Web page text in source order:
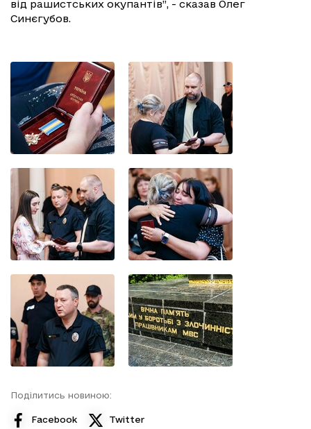
від рашистських окупантів”, - сказав Олег
Синєгубов.
Поділитись новиною:
Facebook Twitter